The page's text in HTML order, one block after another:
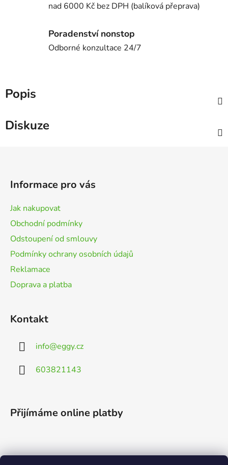
nad 6000 Kč bez DPH (balíková přeprava)
Poradenství nonstop
Odborné konzultace 24/7
Popis
Diskuze
Informace pro vás
Jak nakupovat
Obchodní podmínky
Odstoupení od smlouvy
Podmínky ochrany osobních údajů
Reklamace
Doprava a platba
Kontakt
info@eggy.cz
603821143
Přijímáme online platby